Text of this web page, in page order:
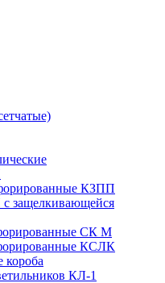
КЗПП
защелкивающейся
СК М
КСЛК
короба
КЛ-1